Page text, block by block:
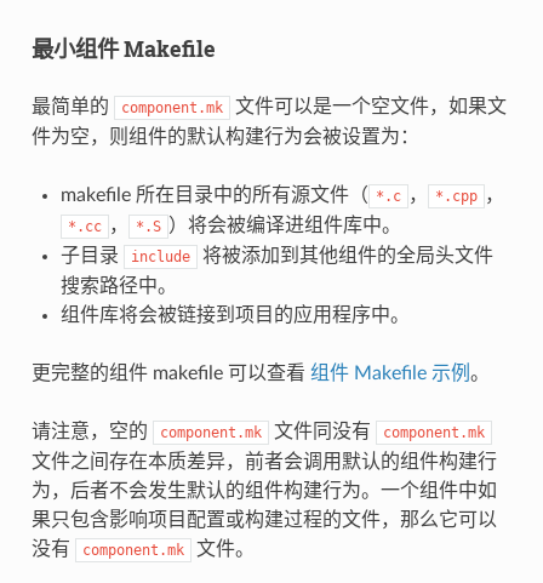
最小组件 Makefile
最简单的 component.mk
文件可以是一个空文件，如果文
件为空，则组件的默认构建行为会被设置为：
makefile 所在目录中的所有源文件（ *.c ， *.cpp ，
*.cc ， *.S ）将会被编译进组件库中。
子目录
include
将被添加到其他组件的全局头文件
搜索路径中。
组件库将会被链接到项目的应用程序中。
更完整的组件 makefile 可以查看 组件 Makefile 示例 。
请注意，空的 component.mk 文件同没有 component.mk
文件之间存在本质差异，前者会调用默认的组件构建行
为，后者不会发生默认的组件构建行为。一个组件中如
果只包含影响项目配置或构建过程的文件，那么它可以
没有
component.mk 文件。